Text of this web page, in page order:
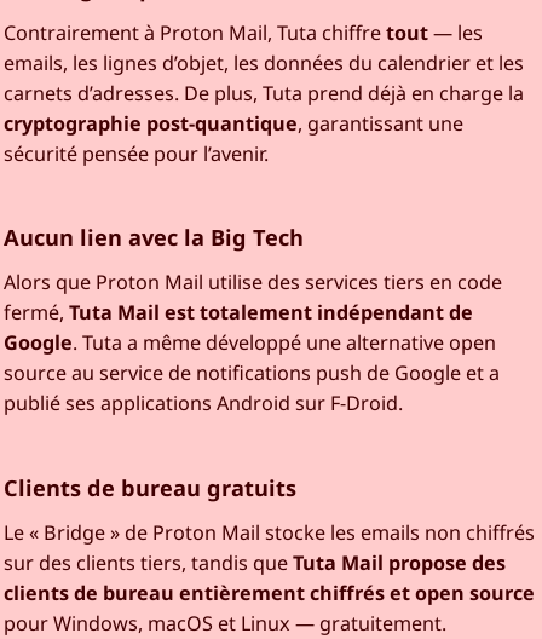
Contrairement à Proton Mail, Tuta chiffretout— les
emails, les lignes d’objet, les données du calendrier et les
carnets d’adresses. De plus, Tuta prend déjà en charge la
cryptographie post-quantique, garantissant une
sécurité pensée pour l’avenir.
Aucun lien avec la Big Tech
Alors que Proton Mail utilise des services tiers en code
fermé, Tuta Mail est totalement indépendant de
Google. Tuta a même développé une alternative open
source au service de notifications push de Google et a
publié ses applications Android sur F-Droid.
Clients de bureau gratuits
Le « Bridge » de Proton Mail stocke les emails non chiffrés
sur des clients tiers, tandis queTuta Mail propose des
clients de bureau entièrement chiffrés et open source
pour Windows, macOS et Linux — gratuitement.